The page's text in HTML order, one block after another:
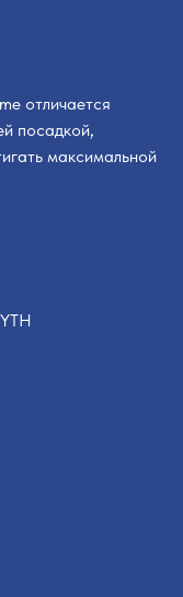
отличается
посадкой,
максимальной